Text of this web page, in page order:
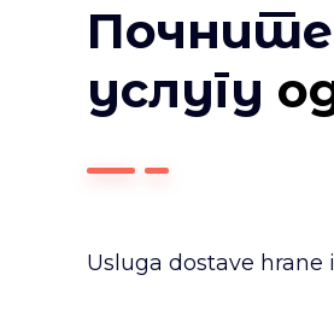
услугу
Usluga dostave